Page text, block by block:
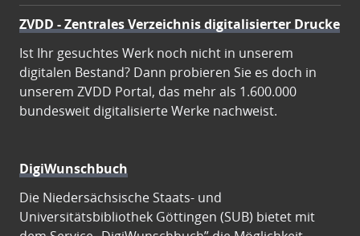
ZVDD - Zentrales Verzeichnis digitalisierter Drucke
Ist Ihr gesuchtes Werk noch nicht in unserem
digitalen Bestand? Dann probieren Sie es doch in
unserem ZVDD Portal, das mehr als 1.600.000
bundesweit digitalisierte Werke nachweist.
DigiWunschbuch
Die Niedersächsische Staats- und
Universitätsbibliothek Göttingen (SUB) bietet mit